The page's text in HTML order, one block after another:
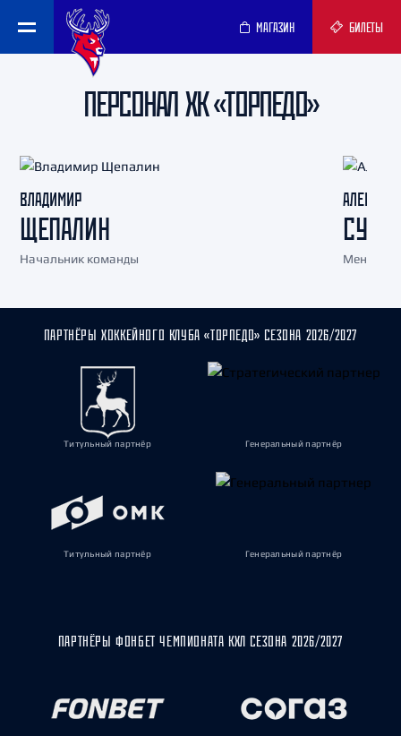
МАГАЗИН БИЛЕТЫ
ПЕРСОНАЛ ХК «ТОРПЕДО»
ВЛАДИМИР
ЩЕПАЛИН
Начальник команды
ПАРТНЁРЫ ХОККЕЙНОГО КЛУБА «ТОРПЕДО» СЕЗОНА 2026/2027
Титульный партнёр Генеральный партнёр
Титульный партнёр Генеральный партнёр
ПАРТНЁРЫ ФОНБЕТ ЧЕМПИОНАТА КХЛ СЕЗОНА 2026/2027